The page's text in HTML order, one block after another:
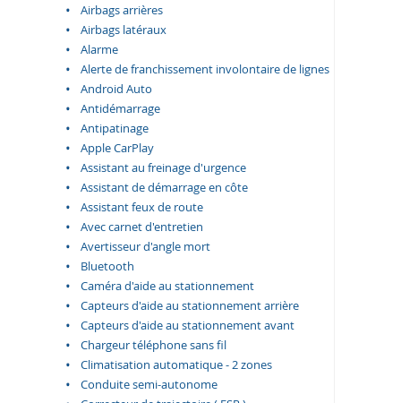
Airbags arrières
Airbags latéraux
Alarme
Alerte de franchissement involontaire de lignes
Android Auto
Antidémarrage
Antipatinage
Apple CarPlay
Assistant au freinage d'urgence
Assistant de démarrage en côte
Assistant feux de route
Avec carnet d'entretien
Avertisseur d'angle mort
Bluetooth
Caméra d'aide au stationnement
Capteurs d'aide au stationnement arrière
Capteurs d'aide au stationnement avant
Chargeur téléphone sans fil
Climatisation automatique - 2 zones
Conduite semi-autonome